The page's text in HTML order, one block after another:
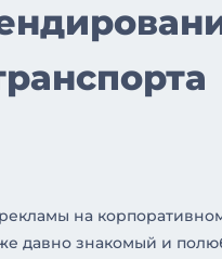
на
давно знакомый и